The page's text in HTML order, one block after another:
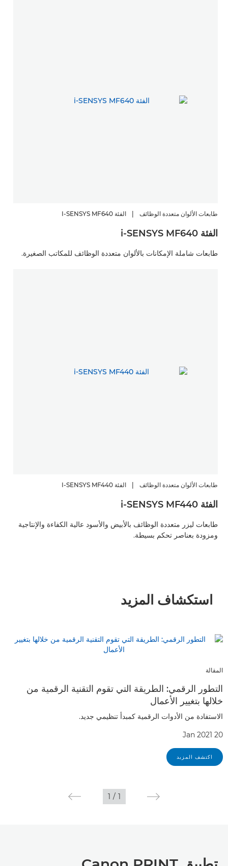
طابعات الألوان متعددة الوظائف الفئة I-SENSYS MF640
الفئة i-SENSYS MF640
طابعات شاملة الإمكانات بالألوان متعددة الوظائف للمكاتب الصغيرة.
طابعات الألوان متعددة الوظائف الفئة I-SENSYS MF440
الفئة i-SENSYS MF440
طابعات ليزر متعددة الوظائف بالأبيض والأسود عالية الكفاءة والإنتاجية
ومزودة بعناصر تحكم بسيطة.
استكشاف المزيد
المقالة
التطور الرقمي: الطريقة التي تقوم التقنية الرقمية من
خلالها بتغيير الأعمال
الاستفادة من الأدوات الرقمية كمبدأ تنظيمي جديد.
20 Jan 2021
اكتشف المزيد
1
/
1